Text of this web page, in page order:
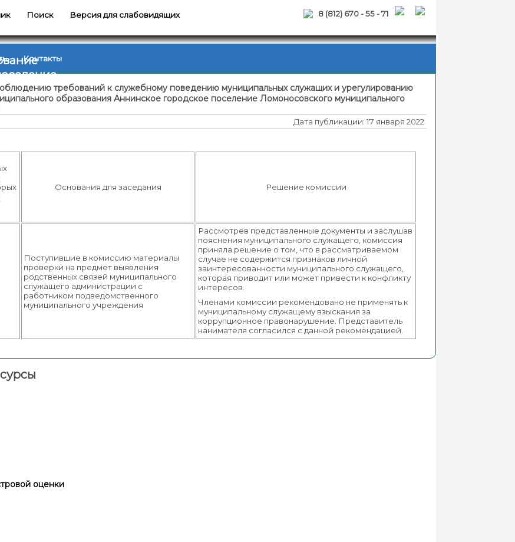
Поиск Версия для слабовидящих 8 (812) 670 - 55 - 71
Контакты
требований к служебному поведению муниципальных служащих и урегулированию
образования Аннинское городское поселение Ломоносовского муниципального
Дата публикации: 17 января 2022
Основания для заседания Решение комиссии
Поступившие в комиссию материалы
проверки на предмет выявления
родственных связей муниципального
служащего администрации с
работником подведомственного
муниципального учреждения
Рассмотрев представленные документы и заслушав
пояснения муниципального служащего, комиссия
приняла решение о том, что в рассматриваемом
случае не содержится признаков личной
заинтересованности муниципального служащего,
которая приводит или может привести к конфликту
интересов.
Членами комиссии рекомендовано не применять к
муниципальному служащему взыскания за
коррупционное правонарушение. Представитель
нанимателя согласился с данной рекомендацией.
оценки